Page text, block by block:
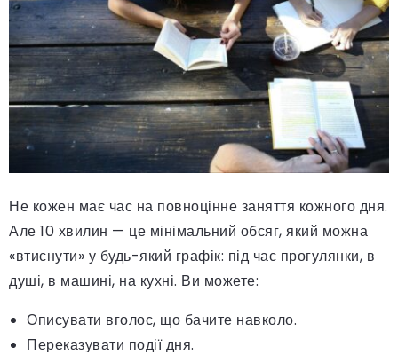
Не кожен має час на повноцінне заняття кожного дня.
Але 10 хвилин — це мінімальний обсяг, який можна
«втиснути» у будь-який графік: під час прогулянки, в
душі, в машині, на кухні. Ви можете:
Описувати вголос, що бачите навколо.
Переказувати події дня.